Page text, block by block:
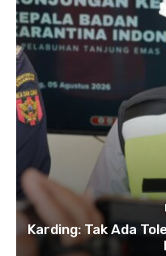
Karding: Tak Ada